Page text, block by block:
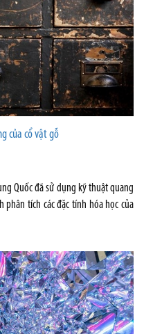
của cổ vật gỗ
Quốc đã sử dụng kỹ thuật quang
tích các đặc tính hóa học của